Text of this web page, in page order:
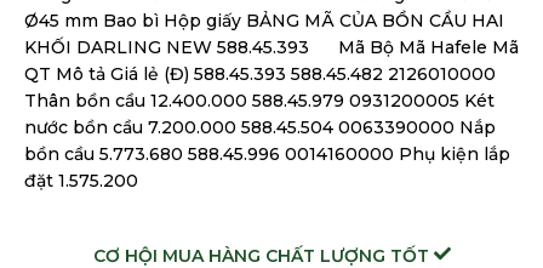
Ø45 mm Bao bì Hộp giấy BẢNG MÃ CỦA BỒN CẦU HAI
KHỐI DARLING NEW 588.45.393 Mã Bộ Mã Hafele Mã
QT Mô tả Giá lẻ (Đ) 588.45.393 588.45.482 2126010000
Thân bồn cầu 12.400.000 588.45.979 0931200005 Két
nước bồn cầu 7.200.000 588.45.504 0063390000 Nắp
bồn cầu 5.773.680 588.45.996 0014160000 Phụ kiện lắp
đặt 1.575.200
CƠ HỘI MUA HÀNG CHẤT LƯỢNG TỐT